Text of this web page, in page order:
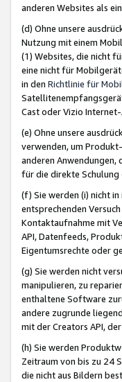
anderen Websites als
(d) Ohne unsere
Nutzung mit einem
(1) Websites, die nicht
eine nicht für
in den Richtlinie für
Cast oder Vizio
(e) Ohne unsere
verwenden, um
anderen
für die direkte Schulung
(f) Sie werden (i) nicht
entsprechenden
Kontaktaufnahme mit
API, Datenfeeds,
Eigentumsrechte oder
(g) Sie werden nicht
manipulieren, zu
enthaltene Software
andere zugrunde
mit der Creators API,
(h) Sie werden
Zeitraum von bis zu 24
die nicht aus Bildern